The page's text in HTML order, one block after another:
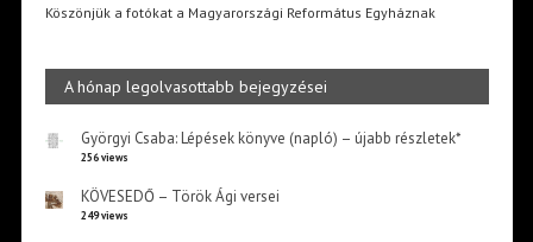
Köszönjük a fotókat a Magyarországi Református Egyháznak
A hónap legolvasottabb bejegyzései
Györgyi Csaba: Lépések könyve (napló) – újabb részletek*
256 views
KÖVESEDŐ – Török Ági versei
249 views